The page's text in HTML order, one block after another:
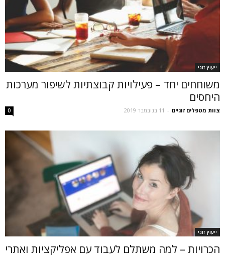
ייעוץ זוגי
משוחחים יחד – פעילויות קבוצתיות לשיפור מערכות
היחסים
צוות מטפלים זוגיים - 11 בנובמבר 2019 0
ייעוץ זוגי
הכרויות – למה משתלם לעבוד עם אפליקציות ואתרי